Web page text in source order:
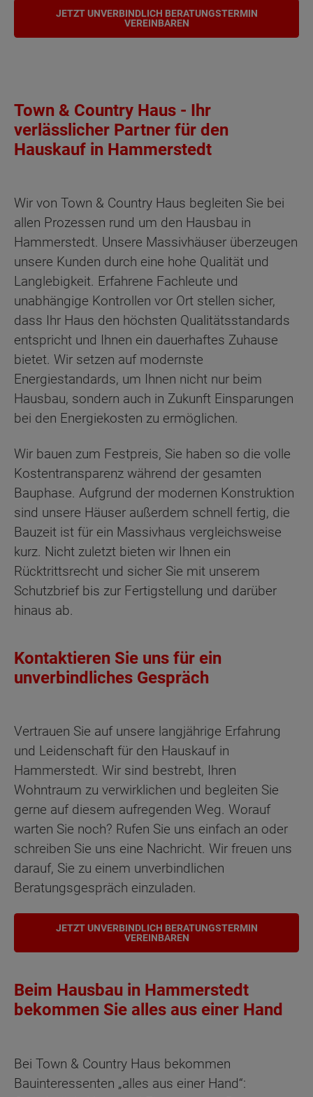
JETZT UNVERBINDLICH BERATUNGSTERMIN
VEREINBAREN
Town & Country Haus - Ihr
verlässlicher Partner für den
Hauskauf in Hammerstedt
Wir von Town & Country Haus begleiten Sie bei
allen Prozessen rund um den Hausbau in
Hammerstedt. Unsere Massivhäuser überzeugen
unsere Kunden durch eine hohe Qualität und
Langlebigkeit. Erfahrene Fachleute und
unabhängige Kontrollen vor Ort stellen sicher,
dass Ihr Haus den höchsten Qualitätsstandards
entspricht und Ihnen ein dauerhaftes Zuhause
bietet. Wir setzen auf modernste
Energiestandards, um Ihnen nicht nur beim
Hausbau, sondern auch in Zukunft Einsparungen
bei den Energiekosten zu ermöglichen.
Wir bauen zum Festpreis, Sie haben so die volle
Kostentransparenz während der gesamten
Bauphase. Aufgrund der modernen Konstruktion
sind unsere Häuser außerdem schnell fertig, die
Bauzeit ist für ein Massivhaus vergleichsweise
kurz. Nicht zuletzt bieten wir Ihnen ein
Rücktrittsrecht und sicher Sie mit unserem
Schutzbrief bis zur Fertigstellung und darüber
hinaus ab.
Kontaktieren Sie uns für ein
unverbindliches Gespräch
Vertrauen Sie auf unsere langjährige Erfahrung
und Leidenschaft für den Hauskauf in
Hammerstedt. Wir sind bestrebt, Ihren
Wohntraum zu verwirklichen und begleiten Sie
gerne auf diesem aufregenden Weg. Worauf
warten Sie noch? Rufen Sie uns einfach an oder
schreiben Sie uns eine Nachricht. Wir freuen uns
darauf, Sie zu einem unverbindlichen
Beratungsgespräch einzuladen.
JETZT UNVERBINDLICH BERATUNGSTERMIN
VEREINBAREN
Beim Hausbau in Hammerstedt
bekommen Sie alles aus einer Hand
Bei Town & Country Haus bekommen
Bauinteressenten „alles aus einer Hand“: